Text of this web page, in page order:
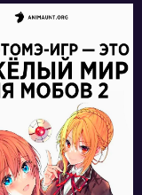
27078
22 13